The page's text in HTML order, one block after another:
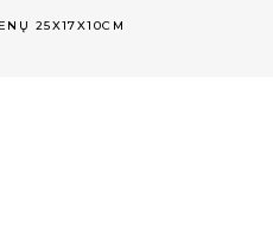
25X17X10CM